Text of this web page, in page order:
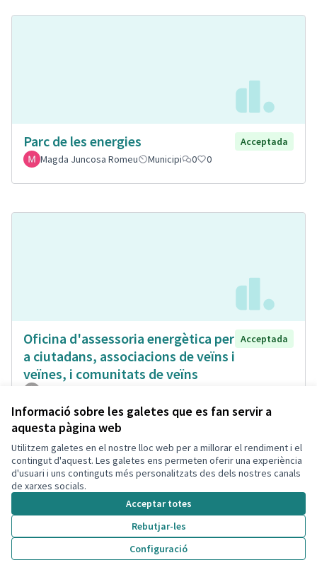
Informació sobre les galetes que es fan servir a
aquesta pàgina web
Utilitzem galetes en el nostre lloc web per a millorar el rendiment i el
contingut d'aquest. Les galetes ens permeten oferir una experiència
d'usuari i uns continguts més personalitzats des dels nostres canals
de xarxes socials.
Acceptar totes
Rebutjar-les
Configuració
Parc de les energies
Acceptada
Magda Juncosa Romeu
Municipi 0 0
Oficina d'assessoria energètica per
a ciutadans, associacions de veïns i
veïnes, i comunitats de veïns
Acceptada